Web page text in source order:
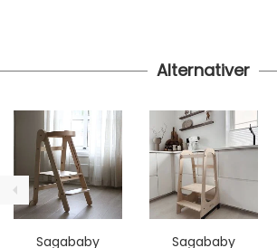
Alternativer
Sagababy
Sagababy